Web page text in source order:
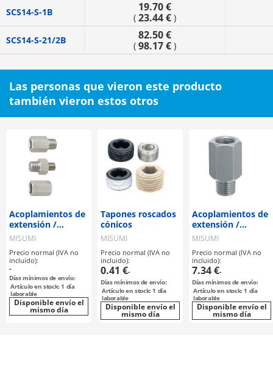
SCS14-S-1B 19.70 €
( 23.44 € )
SCS14-S-21/2B 82.50 €
( 98.17 € )
Las personas que vieron este producto
también vieron estos otros
Acoplamientos de
extensión /
longitud
configurable
MISUMI
Precio normal (IVA no
incluido):
-
Días mínimos de envío:
Artículo en stock: 1 día
laborable
Disponible envío el
mismo día
Tapones roscados
cónicos
MISUMI
Precio normal (IVA no
incluido):
0.41 €-
Días mínimos de envío:
Artículo en stock: 1 día
laborable
Disponible envío el
mismo día
Acoplamientos de
extensión /
longitud
seleccionable
MISUMI
Precio normal (IVA no
incluido):
7.34 €-
Días mínimos de envío:
Artículo en stock: 1 día
laborable
Disponible envío el
mismo día